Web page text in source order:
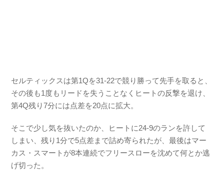
セルティックスは第1Qを31-22で競り勝って先手を取ると、
その後も1度もリードを失うことなくヒートの反撃を退け、
第4Q残り7分には点差を20点に拡大。
そこで少し気を抜いたのか、ヒートに24-9のランを許して
しまい、残り1分で5点差まで詰め寄られたが、最後はマー
カス・スマートが8本連続でフリースローを沈めて何とか逃
げ切った。